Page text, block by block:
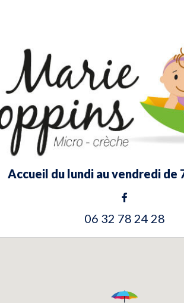
Accueil du lundi au vendredi de
06 32 78 24 28